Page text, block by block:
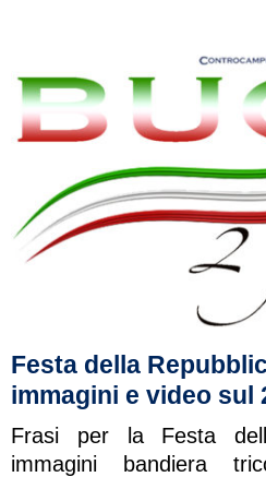
Festa della
immagini e video sul
Frasi per la Festa
immagini bandiera